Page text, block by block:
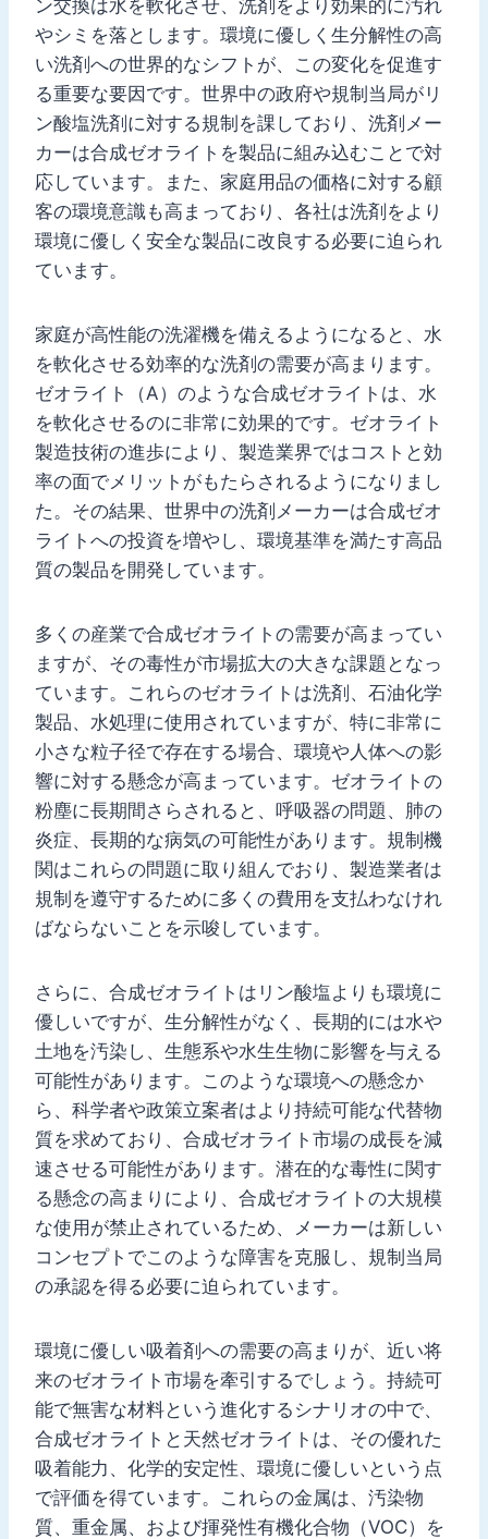
ン交換は水を軟化させ、洗剤をより効果的に汚れ
やシミを落とします。環境に優しく生分解性の高
い洗剤への世界的なシフトが、この変化を促進す
る重要な要因です。世界中の政府や規制当局がリ
ン酸塩洗剤に対する規制を課しており、洗剤メー
カーは合成ゼオライトを製品に組み込むことで対
応しています。また、家庭用品の価格に対する顧
客の環境意識も高まっており、各社は洗剤をより
環境に優しく安全な製品に改良する必要に迫られ
ています。
家庭が高性能の洗濯機を備えるようになると、水
を軟化させる効率的な洗剤の需要が高まります。
ゼオライト（A）のような合成ゼオライトは、水
を軟化させるのに非常に効果的です。ゼオライト
製造技術の進歩により、製造業界ではコストと効
率の面でメリットがもたらされるようになりまし
た。その結果、世界中の洗剤メーカーは合成ゼオ
ライトへの投資を増やし、環境基準を満たす高品
質の製品を開発しています。
多くの産業で合成ゼオライトの需要が高まってい
ますが、その毒性が市場拡大の大きな課題となっ
ています。これらのゼオライトは洗剤、石油化学
製品、水処理に使用されていますが、特に非常に
小さな粒子径で存在する場合、環境や人体への影
響に対する懸念が高まっています。ゼオライトの
粉塵に長期間さらされると、呼吸器の問題、肺の
炎症、長期的な病気の可能性があります。規制機
関はこれらの問題に取り組んでおり、製造業者は
規制を遵守するために多くの費用を支払わなけれ
ばならないことを示唆しています。
さらに、合成ゼオライトはリン酸塩よりも環境に
優しいですが、生分解性がなく、長期的には水や
土地を汚染し、生態系や水生生物に影響を与える
可能性があります。このような環境への懸念か
ら、科学者や政策立案者はより持続可能な代替物
質を求めており、合成ゼオライト市場の成長を減
速させる可能性があります。潜在的な毒性に関す
る懸念の高まりにより、合成ゼオライトの大規模
な使用が禁止されているため、メーカーは新しい
コンセプトでこのような障害を克服し、規制当局
の承認を得る必要に迫られています。
環境に優しい吸着剤への需要の高まりが、近い将
来のゼオライト市場を牽引するでしょう。持続可
能で無害な材料という進化するシナリオの中で、
合成ゼオライトと天然ゼオライトは、その優れた
吸着能力、化学的安定性、環境に優しいという点
で評価を得ています。これらの金属は、汚染物
質、重金属、および揮発性有機化合物（VOC）を